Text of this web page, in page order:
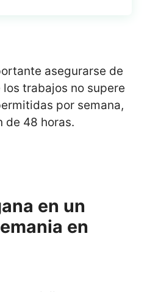
asegurarse de
trabajos no supere
por semana,
de 48 horas.
en un
en